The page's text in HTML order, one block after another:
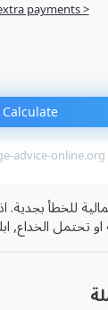
payments >
Calculate
advice-online.org
للخطأ بجدية.
تحتمل الخداع,